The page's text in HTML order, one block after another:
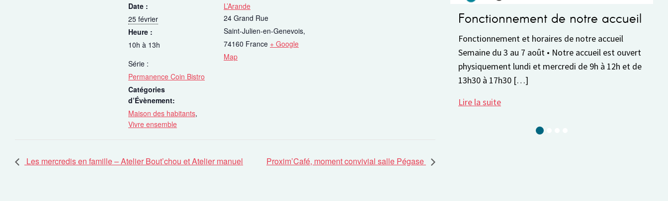
Date :
25 février
Heure :
10h à 13h
Série :
Permanence Coin Bistro
Catégories
d’Évènement:
Maison des habitants,
Vivre ensemble
L’Arande
24 Grand Rue
Saint-Julien-en-Genevois,
74160 France + Google
Map
Les mercredis en famille – Atelier Bout’chou et Atelier manuel Proxim’Café, moment convivial salle Pégase
Fonctionnement de notre accueil
Fonctionnement et horaires de notre accueil
Semaine du 3 au 7 août • Notre accueil est ouvert
physiquement lundi et mercredi de 9h à 12h et de
13h30 à 17h30 […]
Lire la suite
8 au